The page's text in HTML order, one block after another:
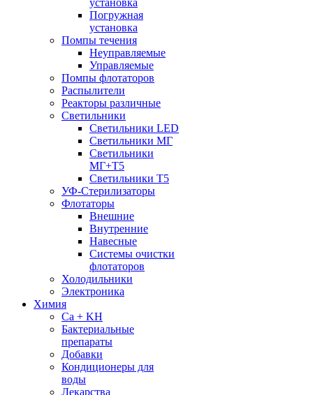
установка
Погружная
установка
Помпы течения
Неуправляемые
Управляемые
Помпы флотаторов
Распылители
Реакторы различные
Светильники
Светильники LED
Светильники МГ
Светильники
МГ+T5
Светильники Т5
УФ-Стерилизаторы
Флотаторы
Внешние
Внутренние
Навесные
Системы очистки
флотаторов
Холодильники
Электроника
Химия
Ca + KH
Бактериальные
препараты
Добавки
Кондиционеры для
воды
Лекарства